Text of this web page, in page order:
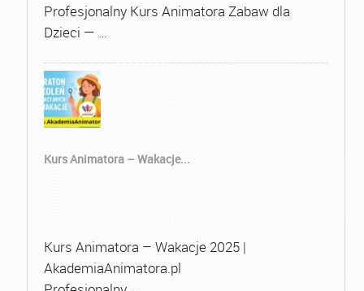
Profesjonalny Kurs Animatora Zabaw dla
Dzieci — …
Kurs Animatora – Wakacje...
Kurs Animatora – Wakacje 2025 |
AkademiaAnimatora.pl